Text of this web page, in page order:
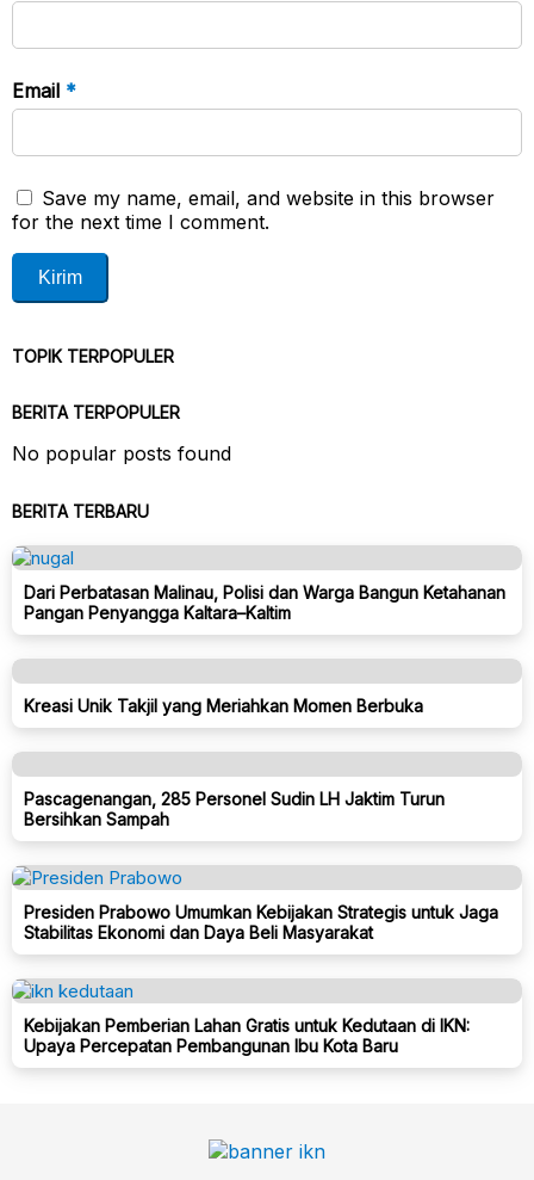
Email *
Save my name, email, and website in this browser
for the next time I comment.
TOPIK TERPOPULER
BERITA TERPOPULER
No popular posts found
BERITA TERBARU
Dari Perbatasan Malinau, Polisi dan Warga Bangun Ketahanan
Pangan Penyangga Kaltara–Kaltim
Kreasi Unik Takjil yang Meriahkan Momen Berbuka
Pascagenangan, 285 Personel Sudin LH Jaktim Turun
Bersihkan Sampah
Presiden Prabowo Umumkan Kebijakan Strategis untuk Jaga
Stabilitas Ekonomi dan Daya Beli Masyarakat
Kebijakan Pemberian Lahan Gratis untuk Kedutaan di IKN:
Upaya Percepatan Pembangunan Ibu Kota Baru